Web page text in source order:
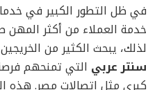
في ظل التطور الكبير في
خدمة العملاء من أكثر
لذلك، يبحث الكثير من
سنتر عربي التي تمنحهم